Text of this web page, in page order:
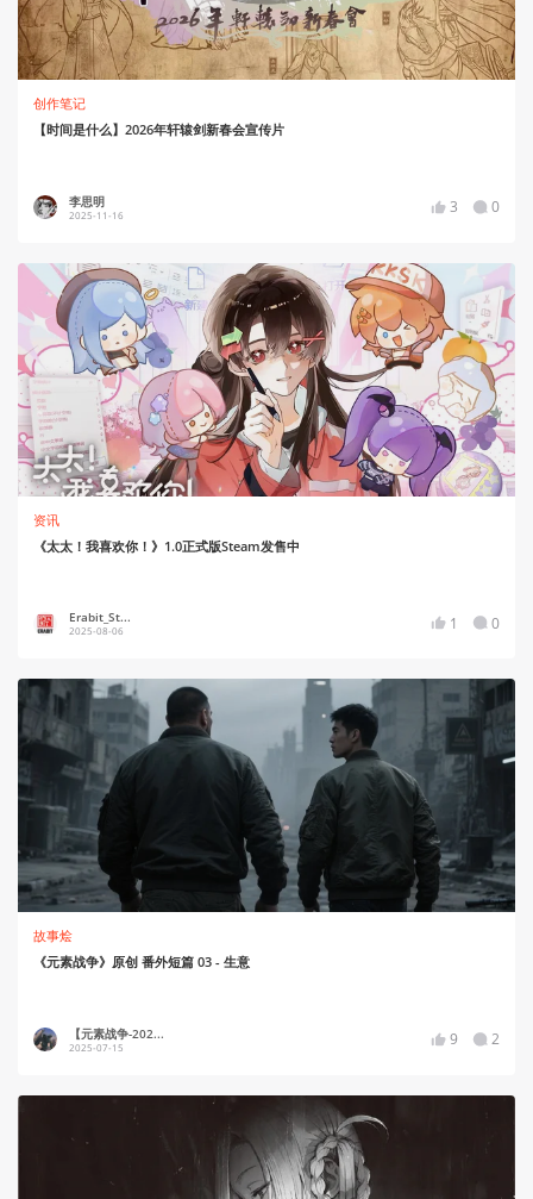
创作笔记
【时间是什么】2026年轩辕剑新春会宣传片
李思明
2025-11-16 3 0
资讯
《太太！我喜欢你！》1.0正式版Steam发售中
Erabit_St...
2025-08-06 1 0
故事烩
《元素战争》原创 番外短篇 03 - 生意
【元素战争-202...
2025-07-15 9 2